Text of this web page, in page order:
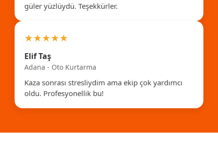
güler yüzlüydü. Teşekkürler.
★★★★★
Elif Taş
Adana - Oto Kurtarma
Kaza sonrası stresliydim ama ekip çok yardımcı
oldu. Profesyonellik bu!